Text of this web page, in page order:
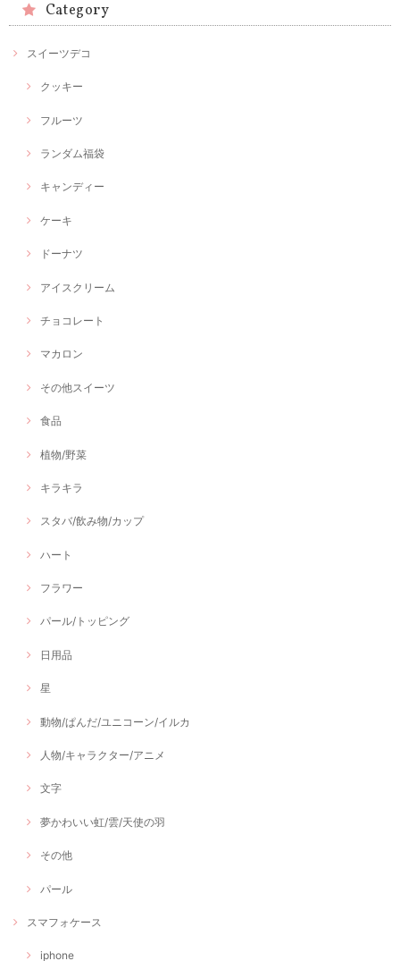
Category
スイーツデコ
クッキー
フルーツ
ランダム福袋
キャンディー
ケーキ
ドーナツ
アイスクリーム
チョコレート
マカロン
その他スイーツ
食品
植物/野菜
キラキラ
スタバ/飲み物/カップ
ハート
フラワー
パール/トッピング
日用品
星
動物/ぱんだ/ユニコーン/イルカ
人物/キャラクター/アニメ
文字
夢かわいい虹/雲/天使の羽
その他
パール
スマフォケース
iphone